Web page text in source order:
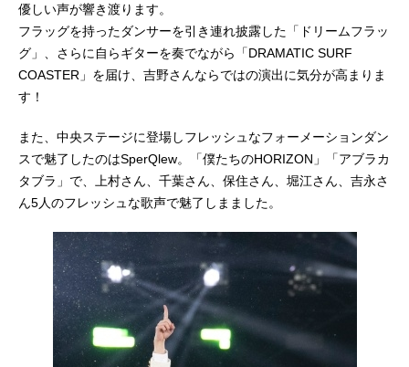
優しい声が響き渡ります。
フラッグを持ったダンサーを引き連れ披露した「ドリームフラッ
グ」、さらに自らギターを奏でながら「DRAMATIC SURF
COASTER」を届け、吉野さんならではの演出に気分が高まりま
す！
また、中央ステージに登場しフレッシュなフォーメーションダン
スで魅了したのはSperQlew。「僕たちのHORIZON」「アブラカ
タブラ」で、上村さん、千葉さん、保住さん、堀江さん、吉永さ
ん5人のフレッシュな歌声で魅了しまました。